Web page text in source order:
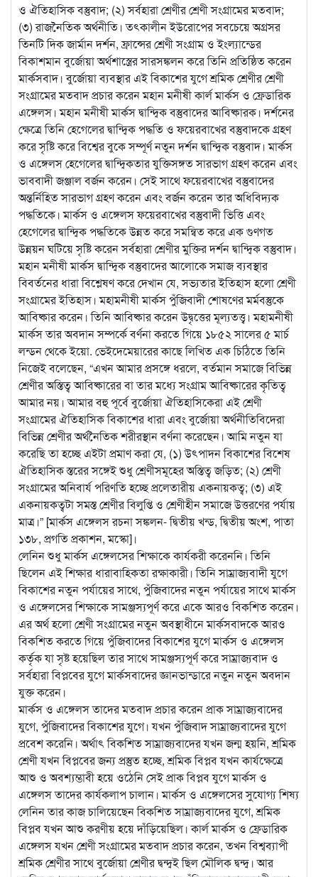
ও ঐতিহাসিক বস্তুবাদ; (২) সর্বহারা শ্রেণীর শ্রেণী সংগ্রামের মতবাদ;
(৩) রাজনৈতিক অর্থনীতি। তৎকালীন ইউরোপের সবচেয়ে অগ্রসর
তিনটি দিক জার্মান দর্শন, ফ্রান্সের শ্রেণী সংগ্রাম ও ইংল্যান্ডের
বিকাশমান বুর্জোয়া অর্থশাস্ত্রের সারসঙ্কলন করে তিনি প্রতিষ্ঠিত করেন
মার্কসবাদ। বুর্জোয়া ব্যবস্থার এই বিকাশের যুগে শ্রমিক শ্রেণীর শ্রেণী
সংগ্রামের মতবাদ প্রচার করেন মহান মনীষী কার্ল মার্কস ও ফ্রেডারিক
এঙ্গেলস। মহান মনীষী মার্কস দ্বান্দ্বিক বস্তুবাদের আবিষ্কারক। দর্শনের
ক্ষেত্রে তিনি হেগেলের দ্বান্দ্বিক পদ্ধতি ও ফয়েরবাখের বস্তুবাদকে গ্রহণ
করে সৃষ্টি করে বিশ্বের বুকে সম্পূর্ণ নতুন দর্শন দ্বান্দ্বিক বস্তুবাদ। মার্কস
ও এঙ্গেলস হেগেলের দ্বান্দ্বিকতার যুক্তিসঙ্গত সারভাগ গ্রহণ করেন এবং
ভাববাদী জঞ্জাল বর্জন করেন। সেই সাথে ফয়েরবাখের বস্তুবাদের
অন্তর্নিহিত সারভাগ গ্রহণ করেন এবং বর্জন করেন তার অধিবিদ্যক
পদ্ধতিকে। মার্কস ও এঙ্গেলস ফয়েরবাখের বস্তুবাদী ভিত্তি এবং
হেগেলের দ্বান্দ্বিক পদ্ধতিকে উন্নত করে সমন্বিত করে এক গুণগত
উন্নয়ন ঘটিয়ে সৃষ্টি করেন সর্বহারা শ্রেণীর মুক্তির দর্শন দ্বান্দ্বিক বস্তুবাদ।
মহান মনীষী মার্কস দ্বান্দ্বিক বস্তুবাদের আলোকে সমাজ ব্যবস্থার
বিবর্তনের ধারা বিশ্লেষণ করে দেখান যে, সভ্যতার ইতিহাস হলো শ্রেণী
সংগ্রামের ইতিহাস। মহামনীষী মার্কস পুঁজিবাদী শোষণের মর্মবস্তুকে
আবিষ্কার করেন। তিনি আবিষ্কার করেন উদ্বৃত্তের মূল্যতত্ত্ব। মহামনীষী
মার্কস তার অবদান সম্পর্কে বর্ণনা করতে গিয়ে ১৮৫২ সালের ৫ মার্চ
লন্ডন থেকে ইয়ো. ভেইদেমেয়ারের কাছে লিখিত এক চিঠিতে তিনি
নিজেই বলেছেন, “এখন আমার প্রসঙ্গে ধরলে, বর্তমান সমাজে বিভিন্ন
শ্রেণীর অস্তিত্ব আবিষ্কারের বা তার মধ্যে সংগ্রাম আবিষ্কারের কৃতিত্ব
আমার নয়। আমার বহু পূর্বে বুর্জোয়া ঐতিহাসিকেরা এই শ্রেণী
সংগ্রামের ঐতিহাসিক বিকাশের ধারা এবং বুর্জোয়া অর্থনীতিবিদেরা
বিভিন্ন শ্রেণীর অর্থনৈতিক শরীরস্থান বর্ণনা করেছেন। আমি নতুন যা
করেছি তা হচ্ছে এইটা প্রমাণ করা যে, (১) উৎপাদন বিকাশের বিশেষ
ঐতিহাসিক স্তরের সঙ্গেই শুধু শ্রেণীসমূহের অস্তিত্ব জড়িত; (২) শ্রেণী
সংগ্রামের অনিবার্য পরিণতি হচ্ছে প্রলেতারীয় একনায়কত্ব; (৩) এই
একনায়কত্বটা সমস্ত শ্রেণীর বিলুপ্তি ও শ্রেণীহীন সমাজে উত্তরণের পর্যায়
মাত্র।” [মার্কস এঙ্গেলস রচনা সঙ্কলন- দ্বিতীয় খন্ড, দ্বিতীয় অংশ, পাতা
১৩৮, প্রগতি প্রকাশন, মস্কো]।
লেনিন শুধু মার্কস এঙ্গেলসের শিক্ষাকে কার্যকরী করেননি। তিনি
ছিলেন এই শিক্ষার ধারাবাহিকতা রক্ষাকারী। তিনি সাম্রাজ্যবাদী যুগে
বিকাশের নতুন পর্যায়ের সাথে, পুঁজিবাদের নতুন পর্যায়ের সাথে মার্কস
ও এঙ্গেলসের শিক্ষাকে সামঞ্জস্যপূর্ণ করে একে আরও বিকশিত করেন।
এর অর্থ হলো শ্রেণী সংগ্রামের নতুন অবস্থাধীনে মার্কসবাদকে আরও
বিকশিত করতে গিয়ে পুঁজিবাদের বিকাশের যুগে মার্কস ও এঙ্গেলস
কর্তৃক যা সৃষ্ট হয়েছিল তার সাথে সামঞ্জস্যপূর্ণ করে সাম্রাজ্যবাদ ও
সর্বহারা বিপ্লবের যুগে মার্কসবাদের জ্ঞানভান্ডারে নতুন নতুন অবদান
যুক্ত করেন।
মার্কস ও এঙ্গেলস তাদের মতবাদ প্রচার করেন প্রাক সাম্রাজ্যবাদের
যুগে, পুঁজিবাদের বিকাশের যুগে। যখন পুঁজিবাদ সাম্রাজ্যবাদের যুগে
প্রবেশ করেনি। অর্থাৎ বিকশিত সাম্রাজ্যবাদের যখন জন্ম হয়নি, শ্রমিক
শ্রেণী যখন বিপ্লবের জন্য প্রস্তুত হচ্ছে, শ্রমিক বিপ্লব যখন কার্যক্ষেত্রে
আশু ও অবশ্যম্ভাবী হয়ে ওঠেনি সেই প্রাক বিপ্লব যুগে মার্কস ও
এঙ্গেলস তাদের কার্যকলাপ চালান। মার্কস ও এঙ্গেলসের সুযোগ্য শিষ্য
লেনিন তার কাজ চালিয়েছেন বিকশিত সাম্রাজ্যবাদের যুগে, শ্রমিক
বিপ্লব যখন আশু করণীয় হয়ে দাঁড়িয়েছিল। কার্ল মার্কস ও ফ্রেডারিক
এঙ্গেলস যখন শ্রেণী সংগ্রামের মতবাদ প্রচার করেন, তখন বিশ্বব্যাপী
শ্রমিক শ্রেণীর সাথে বুর্জোয়া শ্রেণীর দ্বন্দ্বই ছিল মৌলিক দ্বন্দ্ব। আর